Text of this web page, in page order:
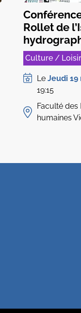
Rollet de
Culture /
Le Jeudi
19:15
Faculté des
humaines